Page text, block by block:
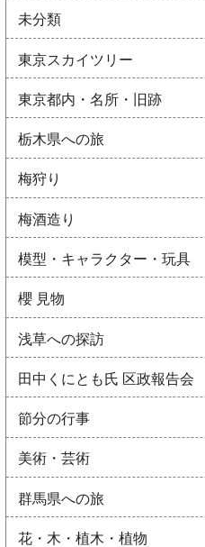
未分類
東京スカイツリー
東京都内・名所・旧跡
栃木県への旅
梅狩り
梅酒造り
模型・キャラクター・玩具
櫻 見物
浅草への探訪
田中くにとも氏 区政報告会
節分の行事
美術・芸術
群馬県への旅
花・木・植木・植物